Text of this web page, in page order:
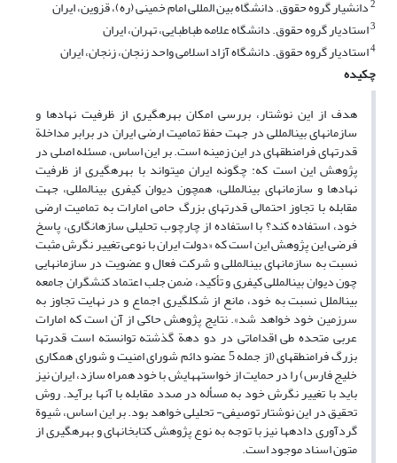
2دانشیار گروه حقوق. دانشگاه بین المللی امام خمینی (ره)، قزوین، ایران
3استادیار گروه حقوق. دانشگاه علامه طباطبایی، تهران، ایران
4استادیار گروه حقوق. دانشگاه آزاد اسلامی واحد زنجان، زنجان، ایران
چکیده
هدف از این نوشتار، بررسی امکان بهره­گیری از ظرفیت نهادها و
سازمان­های بین­المللی در جهت حفظ تمامیت ارضی ایران در برابر مداخلة
قدرت­های فرامنطقه­ای در این زمینه است. بر این اساس، مسئله اصلی در
پژوهش این است که: چگونه ایران می­تواند با بهره­گیری از ظرفیت
نهادها و سازمان­های بین­المللی، همچون دیوان کیفری بین­المللی، جهت
مقابله با تجاوز احتمالی قدرت­های بزرگ حامی امارات به تمامیت ارضی
خود، استفاده کند؟ با استفاده از چارچوب تحلیلی سازه­انگاری، پاسخ
فرضی این پژوهش این­ است که «دولت ایران با نوعی تغییر نگرش مثبت
نسبت به سازمان­های بین­المللی و شرکت فعال و عضویت در سازمان­هایی
چون دیوان بین­المللی کیفری و تأکید، ضمن جلب اعتماد کنش­گران جامعه
بین­الملل نسبت به خود، مانع از شکل­گیری اجماع و در نهایت تجاوز به
سرزمین خود خواهد شد». نتایج پژوهش حاکی از آن است که امارات
عربی متحده طی اقداماتی در دو دهة گذشته توانسته است قدرت­ها
بزرگ فرامنطقه­ای (از جمله 5 عضو دائم شورای امنیت و شورای همکاری
خلیج فارس) را در حمایت از خواسته­هایش با خود همراه سازد، ایران نیز
باید با تغییر نگرش خود به مسأله در صدد مقابله با آ­نها برآید. روش
تحقیق در این نوشتار توصیفی- تحلیلی خواهد بود. بر این اساس، شیوة
گردآوری داده­ها نیز با توجه به نوع پژوهش کتابخانه­ای و بهره­گیری از
متون اسناد موجود است.